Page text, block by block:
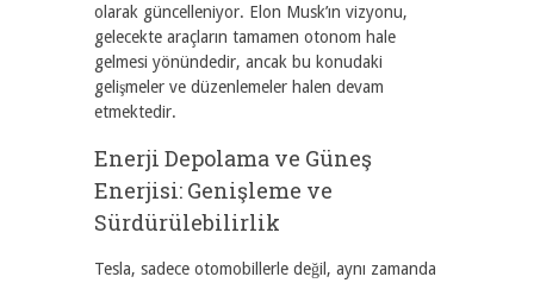
olarak güncelleniyor. Elon Musk’ın vizyonu,
gelecekte araçların tamamen otonom hale
gelmesi yönündedir, ancak bu konudaki
gelişmeler ve düzenlemeler halen devam
etmektedir.
Enerji Depolama ve Güneş
Enerjisi: Genişleme ve
Sürdürülebilirlik
Tesla, sadece otomobillerle değil, aynı zamanda